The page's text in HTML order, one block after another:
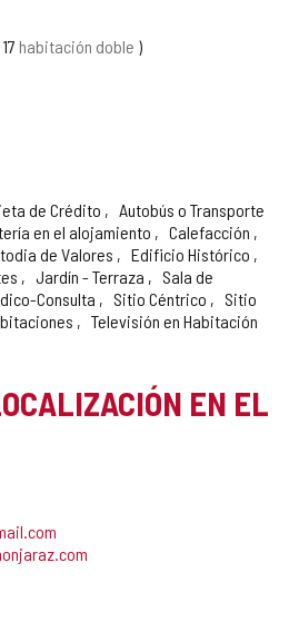
17 habitación doble
de Crédito
Autobús o Transporte
en el alojamiento
Calefacción
de Valores
Edificio Histórico
Jardín - Terraza
Sala de
Consulta Sitio Céntrico
Sitio
Televisión en Habitación
EN EL